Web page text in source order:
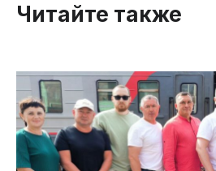
Читайте также